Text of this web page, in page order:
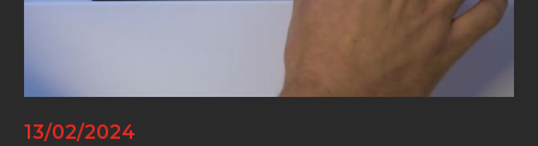
13/02/2024